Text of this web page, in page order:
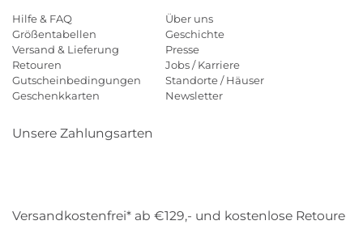
Hilfe & FAQ
Größentabellen
Versand & Lieferung
Retouren
Gutscheinbedingungen
Geschenkkarten
Über uns
Geschichte
Presse
Jobs / Karriere
Standorte / Häuser
Newsletter
Unsere Zahlungsarten
Versandkostenfrei* ab €129,- und kostenlose Retoure